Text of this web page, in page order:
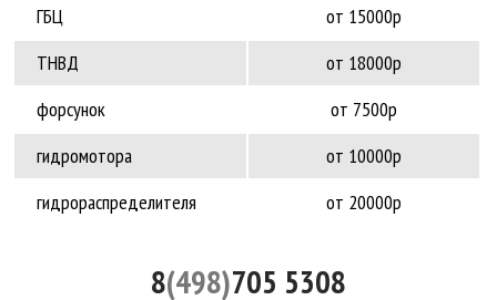
ГБЦ
от 15000р
ТНВД
от 18000р
форсунок
от 7500р
гидромотора
от 10000р
гидрораспределителя
от 20000р
8(498)705 5308